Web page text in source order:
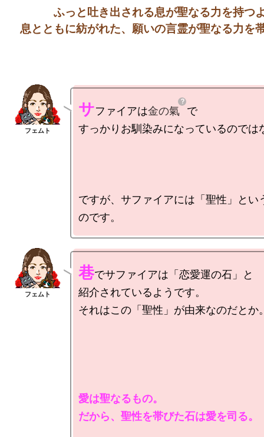
ふっと吐き出される息が聖なる力を持つ
サファイアは金の氣
で
すっかりお馴染みになっているのでは
ですが、サファイアには「聖性」とい
巷でサファイアは「恋愛運の石」と
紹介されているようです。
それはこの「聖性」が由来なのだとか
愛は聖なるもの。
だから、聖性を帯びた石は愛を司る。